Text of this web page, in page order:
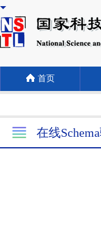
首页
在线